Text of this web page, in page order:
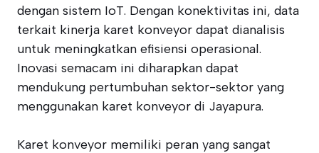
dengan sistem IoT. Dengan konektivitas ini, data
terkait kinerja karet konveyor dapat dianalisis
untuk meningkatkan efisiensi operasional.
Inovasi semacam ini diharapkan dapat
mendukung pertumbuhan sektor-sektor yang
menggunakan karet konveyor di Jayapura.
Karet konveyor memiliki peran yang sangat